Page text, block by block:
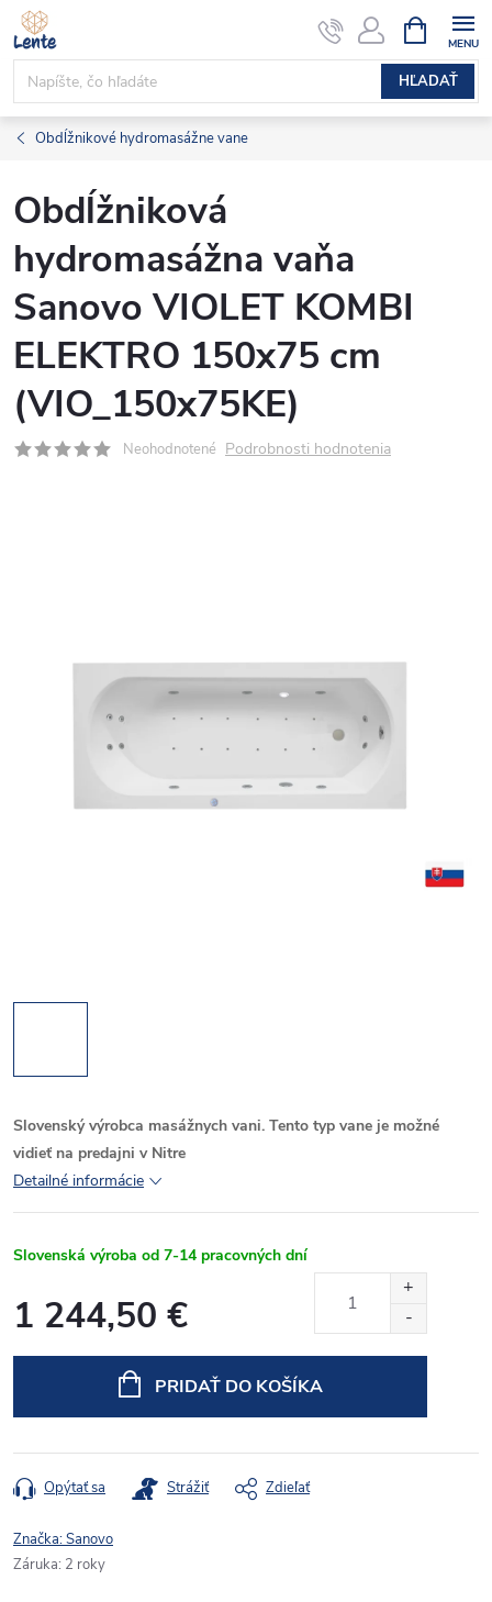
Prejsť
na
obsah
HĽADAŤ
KOŠÍK
Obdĺžnikové hydromasážne vane
Obdĺžniková
hydromasážna vaňa
Sanovo VIOLET KOMBI
ELEKTRO 150x75 cm
(VIO_150x75KE)
Neohodnotené Podrobnosti hodnotenia
Slovenský výrobca masážnych vani. Tento typ vane je možné
vidieť na predajni v Nitre
Detailné informácie
Slovenská výroba od 7-14 pracovných dní
1 244,50 €
PRIDAŤ DO KOŠÍKA
Opýtať sa Strážiť Zdieľať
Značka:Sanovo
Záruka: 2 roky